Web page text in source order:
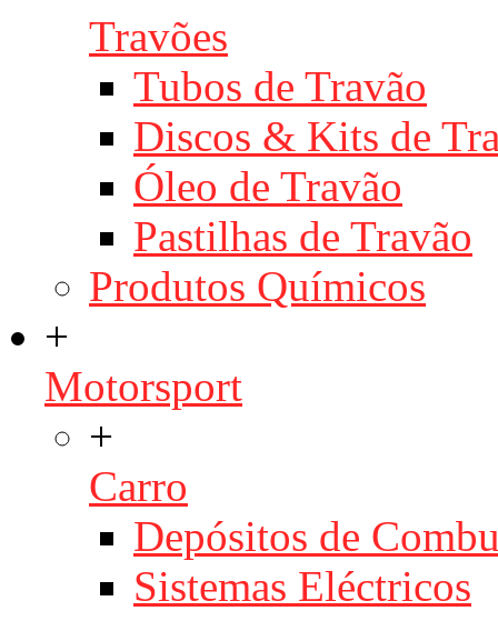
Travões
Tubos de Travão
Discos & Kits de
Óleo de Travão
Pastilhas de Travão
Produtos Químicos
+
Motorsport
+
Carro
Depósitos de
Sistemas Eléctricos